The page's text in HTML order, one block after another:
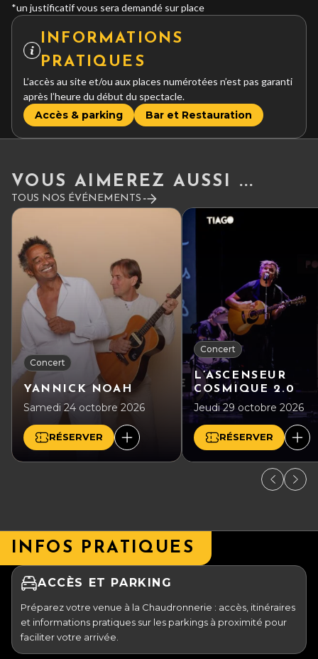
*un justificatif vous sera demandé sur place
INFORMATIONS
PRATIQUES
L’accès au site et/ou aux places numérotées n’est pas garanti
après l’heure du début du spectacle.
Accès & parking Bar et Restauration
VOUS AIMEREZ AUSSI ...
TOUS NOS ÉVÉNEMENTS
Concert
YANNICK NOAH
Samedi 24 octobre 2026
RÉSERVER
Concert
L’ASCENSEUR
COSMIQUE 2.0
Jeudi 29 octobre 2026
RÉSERVER
INFOS PRATIQUES
ACCÈS ET PARKING
Préparez votre venue à la Chaudronnerie : accès, itinéraires
et informations pratiques sur les parkings à proximité pour
faciliter votre arrivée.